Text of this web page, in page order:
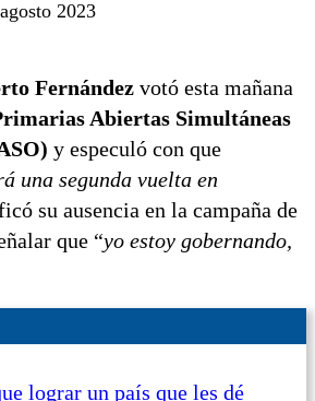
2023
Fernández votó esta mañana
Abiertas Simultáneas
y especuló con que
una segunda vuelta en
su ausencia en la campaña de
que “yo estoy gobernando,
lograr un país que les dé